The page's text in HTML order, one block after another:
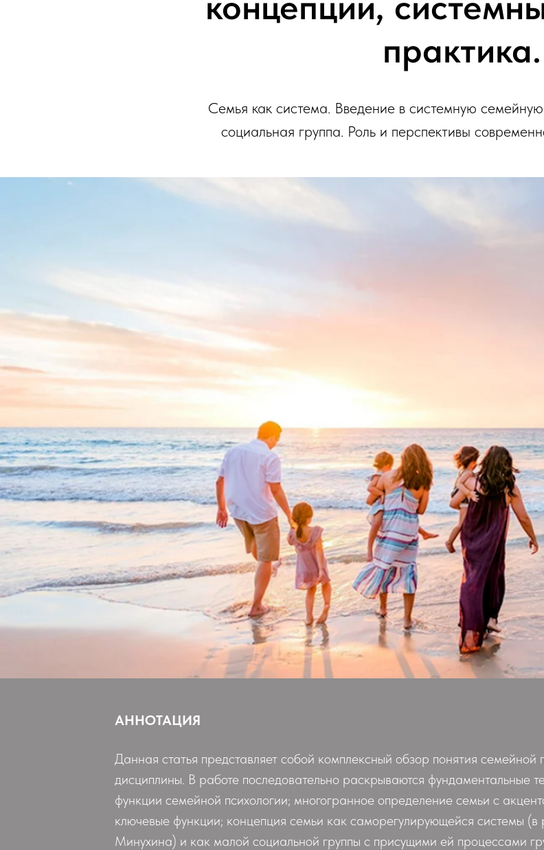
практика.
Семья как система. Введение в системную
социальная группа. Роль и перспективы
АННОТАЦИЯ
Данная статья представляет собой комплексный обзор понятия семейной
дисциплины. В работе последовательно раскрываются фундаментальные
функции семейной психологии; многогранное определение семьи с
ключевые функции; концепция семьи как саморегулирующейся системы
Минухина) и как малой социальной группы с присущими ей процессами